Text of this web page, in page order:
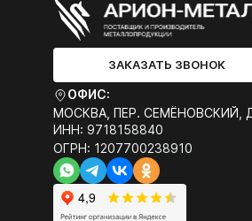
ЗАКАЗАТЬ ЗВОНОК
ОФИС:
МОСКВА, ПЕР. СЕМЁНОВСКИЙ,
ИНН: 9718158840
ОГРН: 1207700238910